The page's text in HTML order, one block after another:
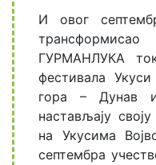
И овог
ГУРМАНЛУКА
фестивала
гора – Дунав
настављају
на Укусима
септембра